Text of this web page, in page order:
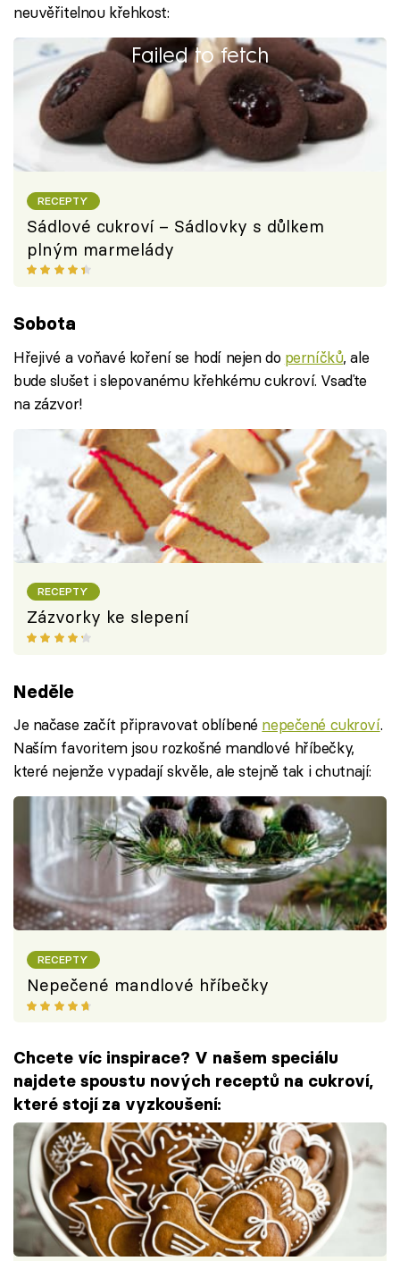
neuvěřitelnou křehkost:
Failed to fetch
RECEPTY
Sádlové cukroví – Sádlovky s důlkem
plným marmelády
Sobota
Hřejivé a voňavé koření se hodí nejen do perníčků, ale
bude slušet i slepovanému křehkému cukroví. Vsaďte
na zázvor!
RECEPTY
Zázvorky ke slepení
Neděle
Je načase začít připravovat oblíbené nepečené cukroví.
Naším favoritem jsou rozkošné mandlové hříbečky,
které nejenže vypadají skvěle, ale stejně tak i chutnají:
RECEPTY
Nepečené mandlové hříbečky
Chcete víc inspirace? V našem speciálu
najdete spoustu nových receptů na cukroví,
které stojí za vyzkoušení: